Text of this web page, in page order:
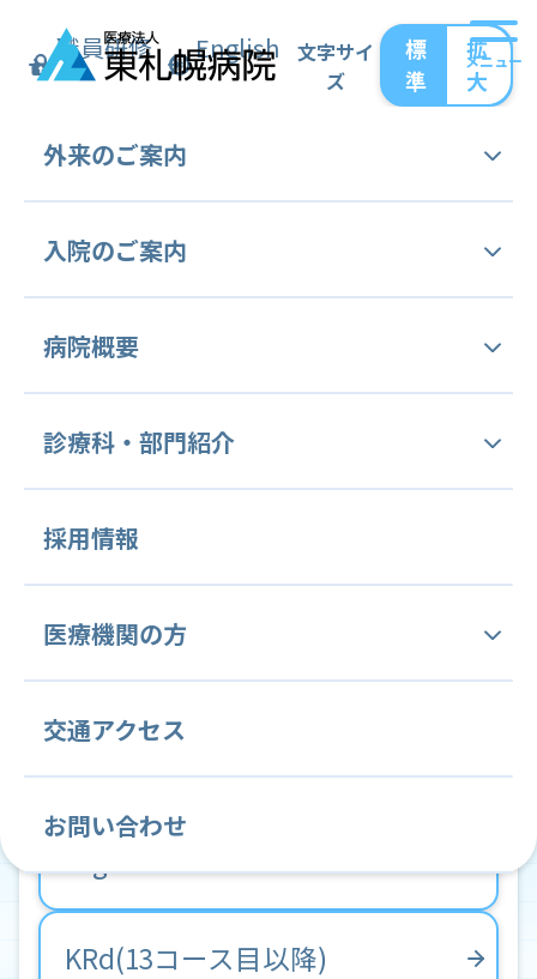
職員研修 English
文字サイ
ズ
標
準
拡
大
外来のご案内
外来受診手続き
外来担当表
病をよく識(し)る外来 (病理相談外来)
人間ドック
入院のご案内
入院のご案内
面会のご案内
病院概要
ご挨拶
交通アクセス
理念と基本方針
病院施設案内
常勤医師紹介
クリニカルインディケーター
診療科・ 部門紹介
診療科等のご案内
内科 腫瘍内科
消化器内科
脳神経内科 放射線科
中央管理部門
診療情報管理部門
輸血部 病理診断部
薬剤課
看護部
採用情報
医療機関の方
当院関連文書
各種ご依頼について
臨床研修のご案内
交通アクセス
お問い合わせ
メニュー
トップ
がん薬物療法部門
多発性骨髄腫レジメン
DPd
(SC・4w・初回・2回目用)
DPd
(SC・4w・3～6回目用)
DPd
(SC・4w・7回目以降用)
Dd(SC・9回目以降用)
FLU(原発性ﾏｸﾛｸﾞﾛﾌﾞﾘﾝ血症)
Higdose-CPA
KRd(13コース目以降)